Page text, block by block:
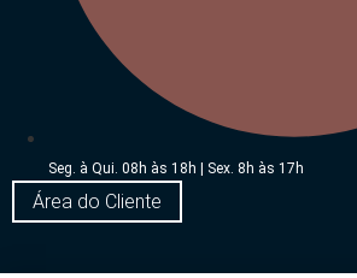
Seg. à Qui. 08h às 18h | Sex. 8h às 17h
Área do Cliente